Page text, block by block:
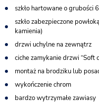
szkło hartowane o grubości
szkło zabezpieczone
kamienia)
drzwi uchylne na zewnątrz
ciche zamykanie drzwi “Soft
montaż na brodziku lub
wykończenie chrom
bardzo wytrzymałe zawiasy